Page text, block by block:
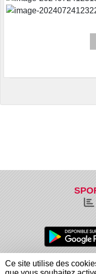
Charte
Informations légales
Ce site utilise des